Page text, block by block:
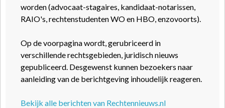
worden (advocaat-stagaires, kandidaat-notarissen,
RAIO's, rechtenstudenten WO en HBO, enzovoorts).
Op de voorpagina wordt, gerubriceerd in
verschillende rechtsgebieden, juridisch nieuws
gepubliceerd. Desgewenst kunnen bezoekers naar
aanleiding van de berichtgeving inhoudelijk reageren.
Bekijk alle berichten van Rechtennieuws.nl